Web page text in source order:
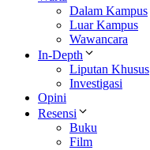
Dalam Kampus
Luar Kampus
Wawancara
In-Depth
Liputan Khusus
Investigasi
Opini
Resensi
Buku
Film